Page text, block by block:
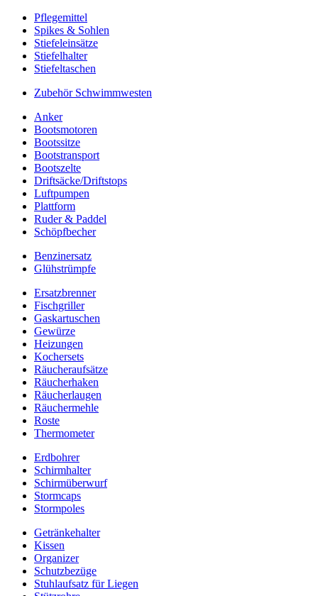
Pflegemittel
Spikes & Sohlen
Stiefeleinsätze
Stiefelhalter
Stiefeltaschen
Zubehör Schwimmwesten
Anker
Bootsmotoren
Bootssitze
Bootstransport
Bootszelte
Driftsäcke/Driftstops
Luftpumpen
Plattform
Ruder & Paddel
Schöpfbecher
Benzinersatz
Glühstrümpfe
Ersatzbrenner
Fischgriller
Gaskartuschen
Gewürze
Heizungen
Kochersets
Räucheraufsätze
Räucherhaken
Räucherlaugen
Räuchermehle
Roste
Thermometer
Erdbohrer
Schirmhalter
Schirmüberwurf
Stormcaps
Stormpoles
Getränkehalter
Kissen
Organizer
Schutzbezüge
Stuhlaufsatz für Liegen